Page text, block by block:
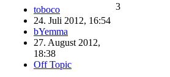
toboco
24. Juli 2012, 16:54
bYemma
27. August 2012,
18:38
Off Topic
3